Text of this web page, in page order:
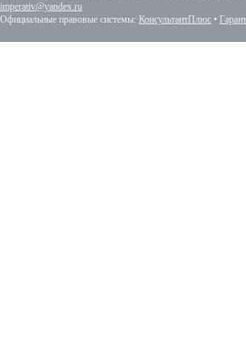
imperativ@yandex.ru
Официальные правовые системы: КонсультантПлюс • Гарант